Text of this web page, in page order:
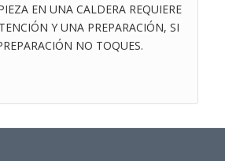
EN UNA CALDERA REQUIERE
Y UNA PREPARACIÓN, SI
NO TOQUES.